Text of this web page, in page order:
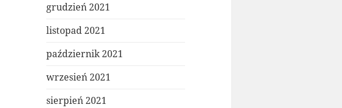
grudzień 2021
listopad 2021
październik 2021
wrzesień 2021
sierpień 2021